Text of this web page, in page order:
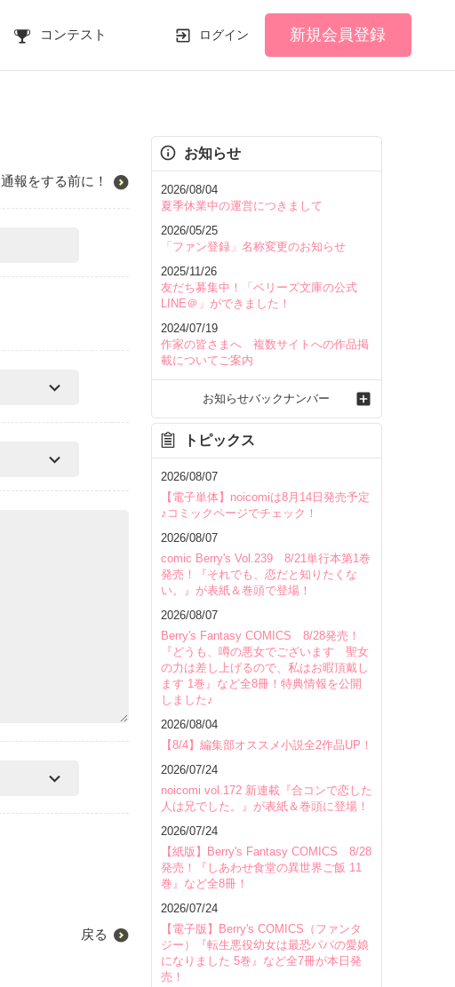
コンテスト ログイン 新規会員登録
通報をする前に！
戻る
お知らせ
2026/08/04
夏季休業中の運営につきまして
2026/05/25
「ファン登録」名称変更のお知らせ
2025/11/26
友だち募集中！「ベリーズ文庫の公式
LINE＠」ができました！
2024/07/19
作家の皆さまへ 複数サイトへの作品掲
載についてご案内
お知らせバックナンバー
トピックス
2026/08/07
【電子単体】noicomiは8月14日発売予定
♪コミックページでチェック！
2026/08/07
comic Berry's Vol.239 8/21単行本第1巻
発売！『それでも、恋だと知りたくな
い。』が表紙＆巻頭で登場！
2026/08/07
Berry's Fantasy COMICS 8/28発売！
『どうも、噂の悪女でございます 聖女
の力は差し上げるので、私はお暇頂戴し
ます 1巻』など全8冊！特典情報を公開
しました♪
2026/08/04
【8/4】編集部オススメ小説全2作品UP！
2026/07/24
noicomi vol.172 新連載『合コンで恋した
人は兄でした。』が表紙＆巻頭に登場！
2026/07/24
【紙版】Berry's Fantasy COMICS 8/28
発売！『しあわせ食堂の異世界ご飯 11
巻』など全8冊！
2026/07/24
【電子版】Berry's COMICS（ファンタ
ジー）『転生悪役幼女は最恐パパの愛娘
になりました 5巻』など全7冊が本日発
売！